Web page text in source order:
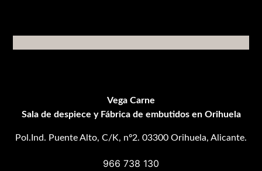
Vega Carne
Sala de despiece y Fábrica de embutidos en Orihuela
Pol.Ind. Puente Alto, C/K, nº2. 03300 Orihuela, Alicante.
966 738 130